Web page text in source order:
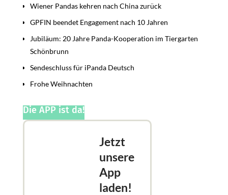
Wiener Pandas kehren nach China zurück
GPFIN beendet Engagement nach 10 Jahren
Jubiläum: 20 Jahre Panda-Kooperation im Tiergarten
Schönbrunn
Sendeschluss für iPanda Deutsch
Frohe Weihnachten
Die APP ist da!
Jetzt
unsere
App
laden!